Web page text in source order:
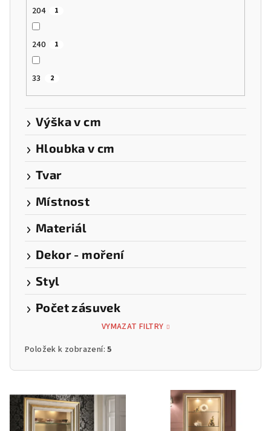
204 1
240 1
33 2
Výška v cm
Hloubka v cm
Tvar
Místnost
Materiál
Dekor - moření
Styl
Počet zásuvek
VYMAZAT FILTRY
Položek k zobrazení:5
ý